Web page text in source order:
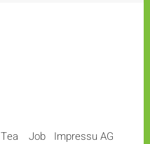
Tea
Job Impressu AG